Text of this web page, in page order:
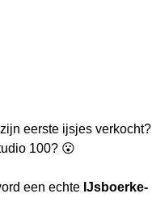
eerste ijsjes verkocht?
100? 😮
een echte IJsboerke-